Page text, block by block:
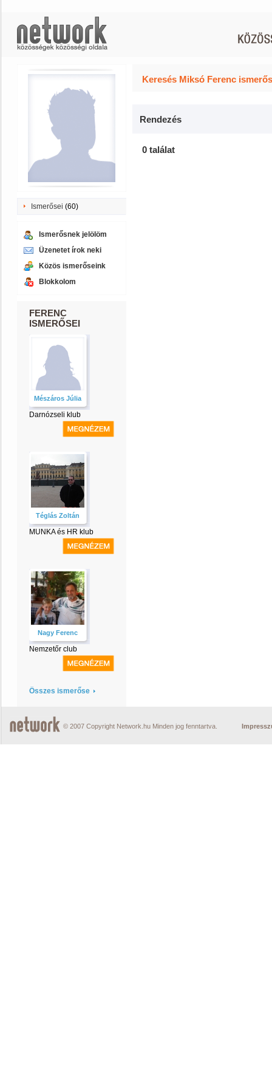
Ismerősei (60)
Ismerősnek jelölöm
Üzenetet írok neki
Közös ismerőseink
Blokkolom
FERENC
ISMERŐSEI
Mészáros Júlia
Darnózseli klub
Téglás Zoltán
MUNKA és HR klub
Nagy Ferenc
Nemzetőr club
Összes ismerőse
Keresés Miksó Ferenc
Rendezés
0 találat
© 2007 Copyright Network.hu Minden jog fenntartva.